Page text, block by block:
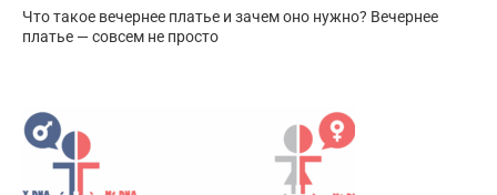
Что такое вечернее платье и зачем оно нужно? Вечернее
платье — совсем не просто